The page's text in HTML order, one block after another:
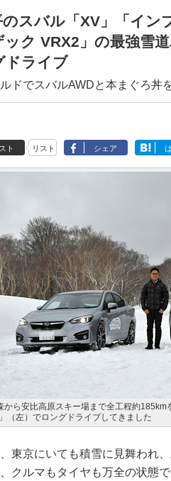
のスバル「XV」「イン
ック VRX2」の最強雪
ドライブ
ドでスバルAWDと本まぐろ丼
ト リスト シェア
から安比高原スキー場まで全工程約
（左）でロングドライブしてきました
東京にいても積雪に見舞われ
クルマもタイヤも万全の状態